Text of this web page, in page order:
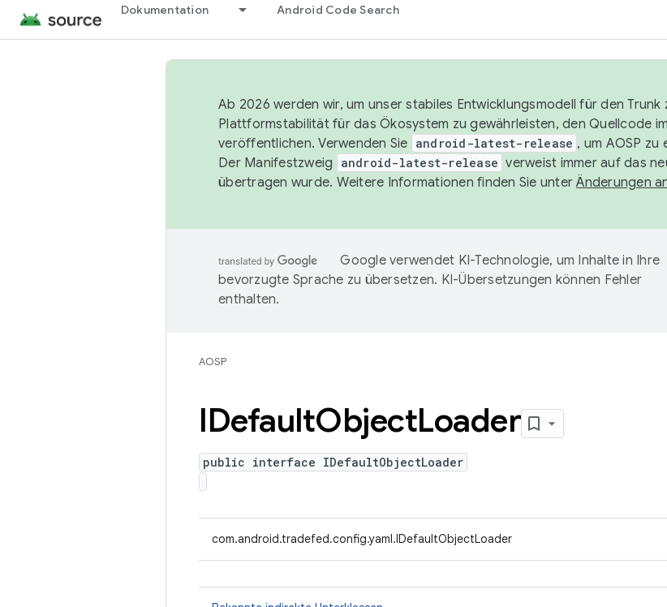
Dokumentation Android Code Search
Ab 2026 werden wir, um unser stabiles Entwicklungsmodell für den
Plattformstabilität für das Ökosystem zu gewährleisten, den Quellcode
veröffentlichen. Verwenden Sie android-latest-release , um AOSP
Der Manifestzweig
android-latest-release verweist immer auf das
übertragen wurde. Weitere Informationen finden Sie unterÄnderungen
Google verwendet KI-Technologie, um Inhalte in Ihre
bevorzugte Sprache zu übersetzen. KI-Übersetzungen können Fehler
enthalten.
AOSP
IDefaultObjectLoader
public interface IDefaultObjectLoader
com.android.tradefed.config.yaml.IDefaultObjectLoader